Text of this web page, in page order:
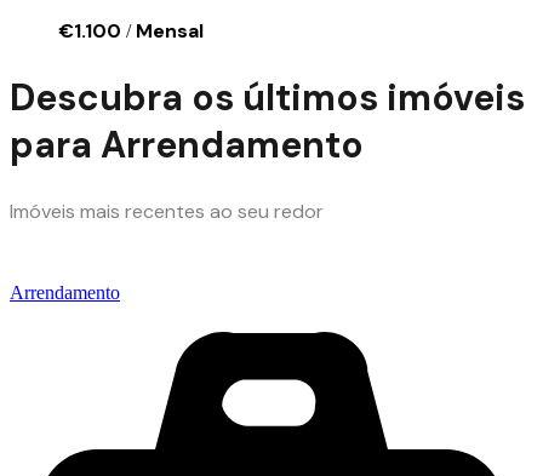
€1.100 / Mensal
Descubra os últimos imóveis
para Arrendamento
Imóveis mais recentes ao seu redor
Arrendamento